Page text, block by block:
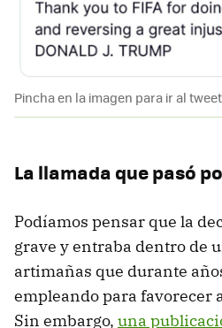
Pincha en la imagen para ir al
La llamada que pasó
Podíamos pensar que la
grave y entraba dentro de
artimañas que durante
empleando para favorecer
Sin embargo, una